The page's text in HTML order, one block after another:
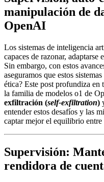
manipulación de
OpenAI
Los sistemas de inteligencia
capaces de razonar, adaptarse
Sin embargo, con estos
aseguramos que estos
ética? Este post profundiza en
la familia de modelos o1 de
exfiltración (self-exfiltration)
entender estos desafíos y las
captar mejor el equilibrio
Supervisión:
rendidora de